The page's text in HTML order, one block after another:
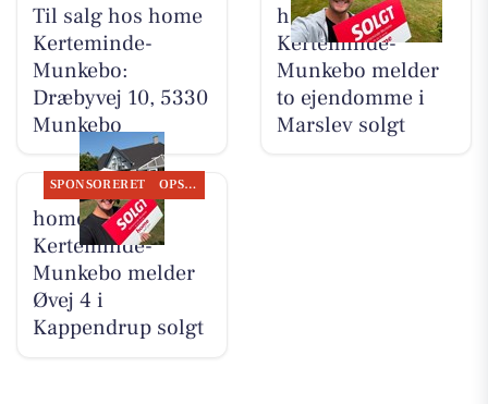
Til salg hos home
Kerteminde-
Munkebo:
Dræbyvej 10, 5330
Munkebo
home
Kerteminde-
Munkebo melder
to ejendomme i
Marslev solgt
SPONSORERET OPSLAGSTAVLEN
home
Kerteminde-
Munkebo melder
Øvej 4 i
Kappendrup solgt